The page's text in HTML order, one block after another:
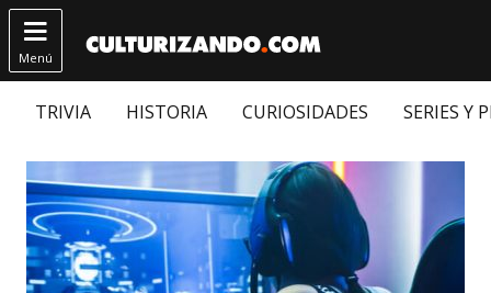

Menú
TRIVIA HISTORIA CURIOSIDADES SERIES Y